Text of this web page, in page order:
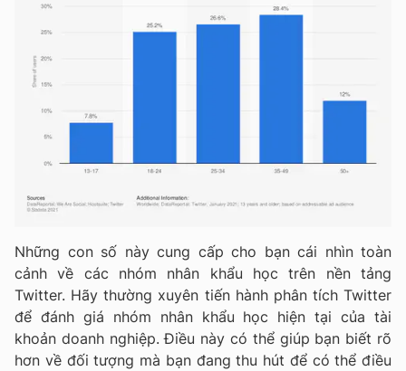
Những con số này cung cấp cho bạn cái nhìn toàn
cảnh về các nhóm nhân khẩu học trên nền tảng
Twitter. Hãy thường xuyên tiến hành phân tích Twitter
để đánh giá nhóm nhân khẩu học hiện tại của tài
khoản doanh nghiệp. Điều này có thể giúp bạn biết rõ
hơn về đối tượng mà bạn đang thu hút để có thể điều